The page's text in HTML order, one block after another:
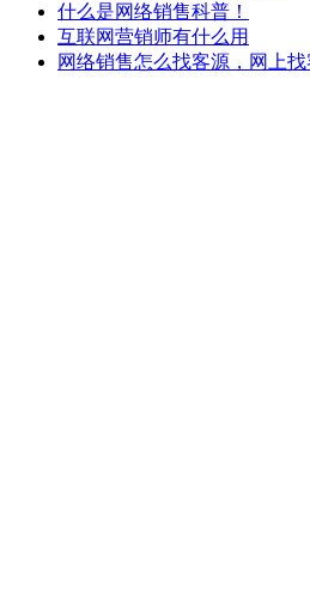
什么是网络销售科普！
互联网营销师有什么用
网络销售怎么找客源，网上